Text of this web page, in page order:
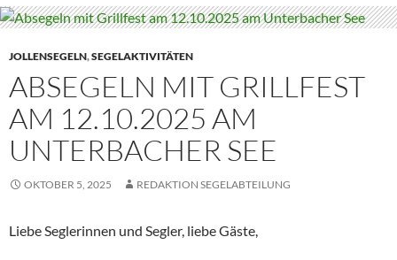
JOLLENSEGELN,SEGELAKTIVITÄTEN
ABSEGELN MIT GRILLFEST
AM 12.10.2025 AM
UNTERBACHER SEE
OKTOBER 5, 2025 REDAKTION SEGELABTEILUNG
Liebe Seglerinnen und Segler, liebe Gäste,